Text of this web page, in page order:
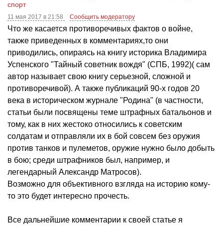
спорт
11 мая 2017 в 21:58 Сообщить модератору
Что же касается противоречивых фактов о войне,
также приведенных в комментариях,то они
приводились, опираясь на книгу историка Владимира
Успенского "Тайный советник вождя" (СПБ, 1992)( сам
автор называет свою книгу серьезной, сложной и
противоречивой). А также публикаций 90-х годов 20
века в историческом журнале "Родина" (в частности,
статьи были посвящены теме штрафных батальонов и
тому, как в них жестоко относились к советским
солдатам и отправляли их в бой совсем без оружия
против танков и пулеметов, оружие нужно было добыть
в бою; среди штрафников был, например, и
легендарный Александр Матросов).
Возможно для объективного взгляда на историю кому-
то это будет интересно прочесть.
Все дальнейшие комментарии к своей статье я